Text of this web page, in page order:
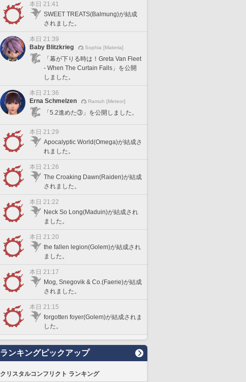
本日 21:41
SWEET TREATS(Balmung)が結成
されました。
本日 21:39
Baby Blitzkrieg
Sophia [Materia]
「幕が下りる時は！Greta Van Fleet
- When The Curtain Falls」を公開
しました。
本日 21:36
Erna Schmelzen
Ramuh [Meteor]
「5.2進めた③」を公開しました。
本日 21:29
Apocalyptic World(Omega)が結成さ
れました。
本日 21:26
The Croaking Dawn(Raiden)が結成
されました。
本日 21:22
Neck So Long(Maduin)が結成され
ました。
本日 21:20
the fallen legion(Golem)が結成され
ました。
本日 21:17
Mog, Snegovik & Co.(Faerie)が結成
されました。
本日 21:15
forgotten foyer(Golem)が結成されま
した。
ランキングピックアップ
クリスタルコンフリクト ランキング